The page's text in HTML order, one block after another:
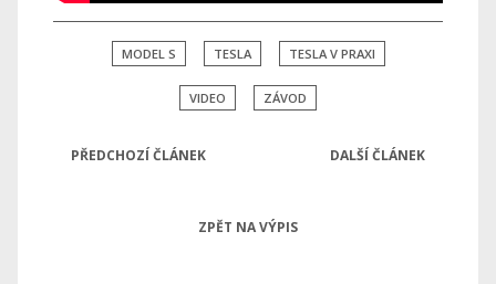
MODEL S TESLA TESLA V PRAXI
VIDEO ZÁVOD
PŘEDCHOZÍ ČLÁNEK DALŠÍ ČLÁNEK
ZPĚT NA VÝPIS